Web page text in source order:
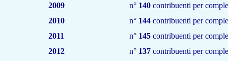
2009
n° 140 contribuenti per
2010
n° 144contribuenti per
2011
n° 145contribuenti per
2012
n° 137contribuenti per